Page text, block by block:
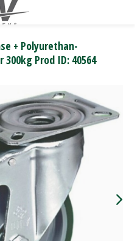
+ Polyurethan-
Prod ID: 40564